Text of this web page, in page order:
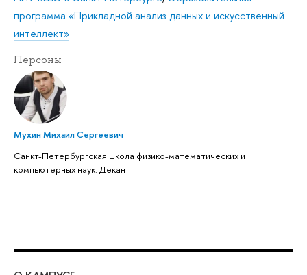
программа «Прикладной анализ данных и искусственный
интеллект»
Персоны
Мухин Михаил Сергеевич
Санкт-Петербургская школа физико-математических и
компьютерных наук: Декан